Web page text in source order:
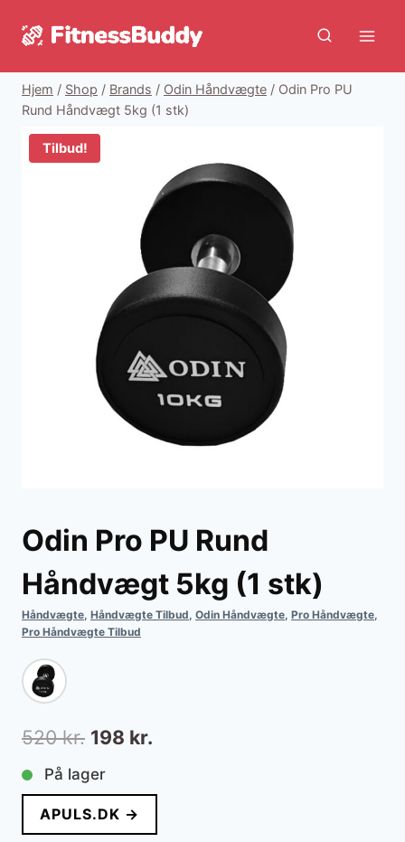
Hjem / Shop / Brands / Odin Håndvægte / Odin Pro PU
Rund Håndvægt 5kg (1 stk)
Tilbud!
Odin Pro PU Rund
Håndvægt 5kg (1 stk)
Håndvægte, Håndvægte Tilbud, Odin Håndvægte, Pro Håndvægte,
Pro Håndvægte Tilbud
520kr. Den
oprindelige
pris
var:
198 kr.
pris
er:
På lager
APULS.DK →